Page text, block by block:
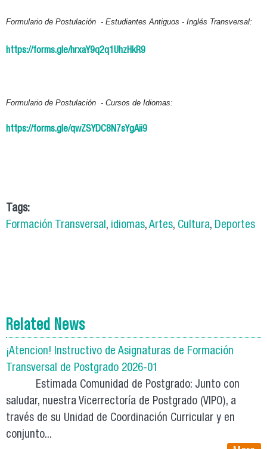
Formulario de Postulación - Estudiantes Antiguos - Inglés Transversal:
https://forms.gle/hrxaY9q2q1UhzHkR9
Formulario de Postulación - Cursos de Idiomas:
https://forms.gle/qwZSYDC8N7sYgAii9
Tags:
Formación Transversal, idiomas, Artes, Cultura, Deportes
Related News
¡Atencion! Instructivo de Asignaturas de Formación
Transversal de Postgrado 2026-01
Estimada Comunidad de Postgrado: Junto con
saludar, nuestra Vicerrectoría de Postgrado (VIPO), a
través de su Unidad de Coordinación Curricular y en
conjunto...